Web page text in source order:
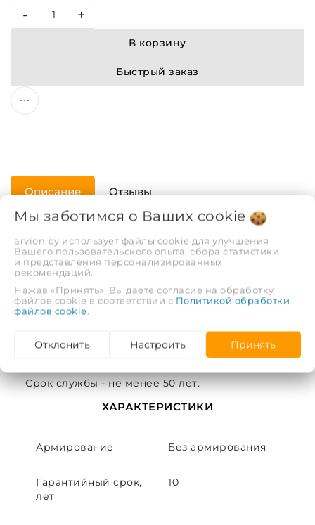
- +
В корзину
Быстрый заказ
Описание Отзывы
направления полипропиленовой (PPR) трубы
на угол 45° или на угол 90° без изменения ее
мм, 32 мм, 40 мм, 50 мм и 63 мм. Материал -
полипропилен. Цвет - белый. Применяется
перекачиваемой воды - 80ºС
Срок службы - не менее 50 лет.
ХАРАКТЕРИСТИКИ
Армирование Без армирования
Гарантийный срок,
лет
10
Мы заботимся о Ваших cookie
arvion.by использует файлы cookie для улучшения
Вашего пользовательского опыта, сбора статистики
и представления персонализированных
рекомендаций.
Нажав «Принять», Вы даете согласие на обработку
файлов cookie в соответствии с Политикой обработки
файлов cookie.
Отклонить Настроить Принять